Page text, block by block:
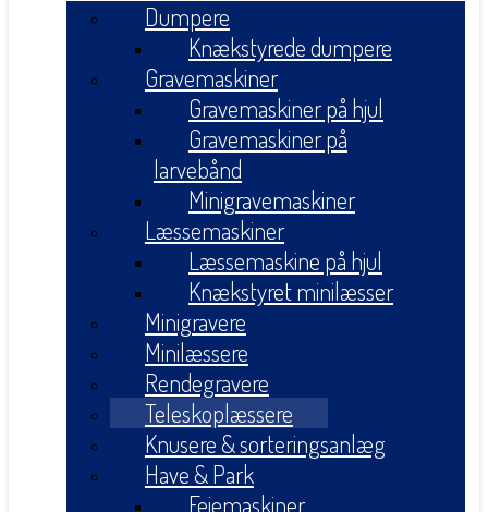
Dumpere
Knækstyrede dumpere
Gravemaskiner
Gravemaskiner på hjul
Gravemaskiner på
larvebånd
Minigravemaskiner
Læssemaskiner
Læssemaskine på hjul
Knækstyret minilæsser
Minigravere
Minilæssere
Rendegravere
Teleskoplæssere
Knusere & sorteringsanlæg
Have & Park
Fejemaskiner